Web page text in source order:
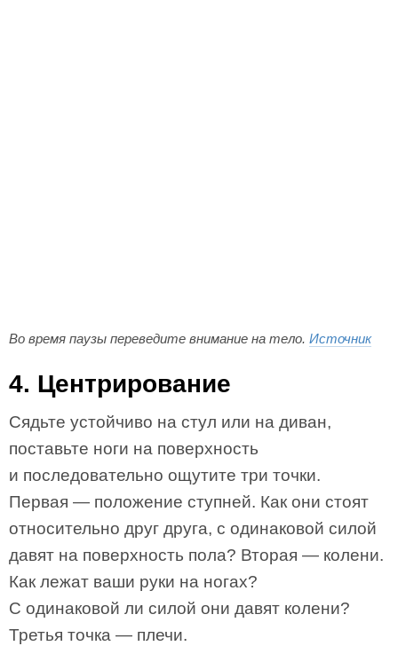
Во время паузы переведите внимание на тело. Источник
4. Центрирование
Сядьте устойчиво на стул или на диван,
поставьте ноги на поверхность
и последовательно ощутите три точки.
Первая — положение ступней. Как они стоят
относительно друг друга, с одинаковой силой
давят на поверхность пола? Вторая — колени.
Как лежат ваши руки на ногах?
С одинаковой ли силой они давят колени?
Третья точка — плечи.